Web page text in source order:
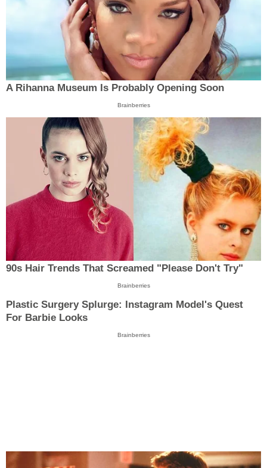
A Rihanna Museum Is Probably Opening Soon
Brainberries
90s Hair Trends That Screamed "Please Don't Try"
Brainberries
Plastic Surgery Splurge: Instagram Model's Quest
For Barbie Looks
Brainberries